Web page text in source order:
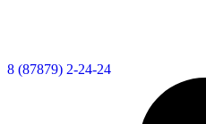
8 (87879) 2-24-24